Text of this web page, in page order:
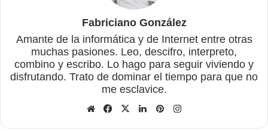
Fabriciano González
Amante de la informática y de Internet entre otras
muchas pasiones. Leo, descifro, interpreto,
combino y escribo. Lo hago para seguir viviendo y
disfrutando. Trato de dominar el tiempo para que no
me esclavice.
Sitio
Facebook
X LinkedInPinterest